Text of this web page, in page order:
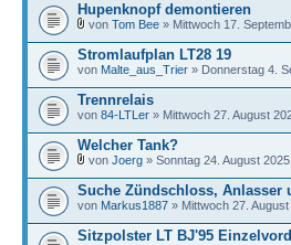
Hupenknopf demontieren
von Tom Bee » Mittwoch 17.
Stromlaufplan LT28 19
von Malte_aus_Trier » Donnerstag 4.
Trennrelais
von 84-LTLer » Mittwoch 27. August
Welcher Tank?
von Joerg » Sonntag 24. August
Suche Zündschloss, Anlasser
von Markus1887 » Mittwoch 27.
Sitzpolster LT BJ'95